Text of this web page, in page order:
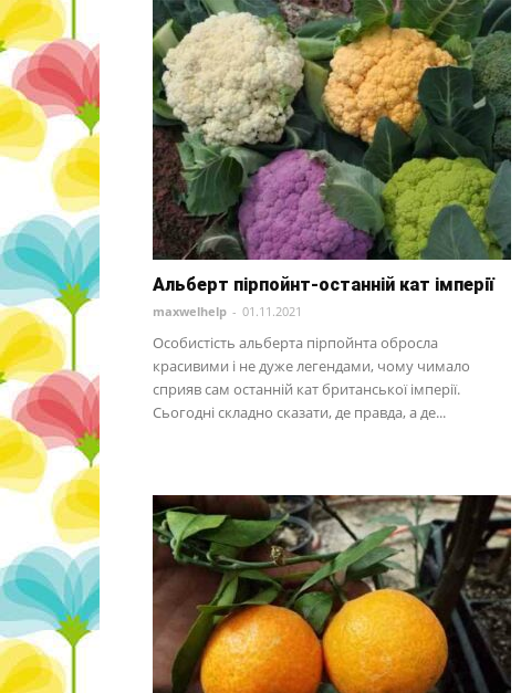
Альберт пірпойнт-останній кат імперії
maxwelhelp - 01.11.2021
Особистість альберта пірпойнта обросла
красивими і не дуже легендами, чому чимало
сприяв сам останній кат британської імперії.
Сьогодні складно сказати, де правда, а де...